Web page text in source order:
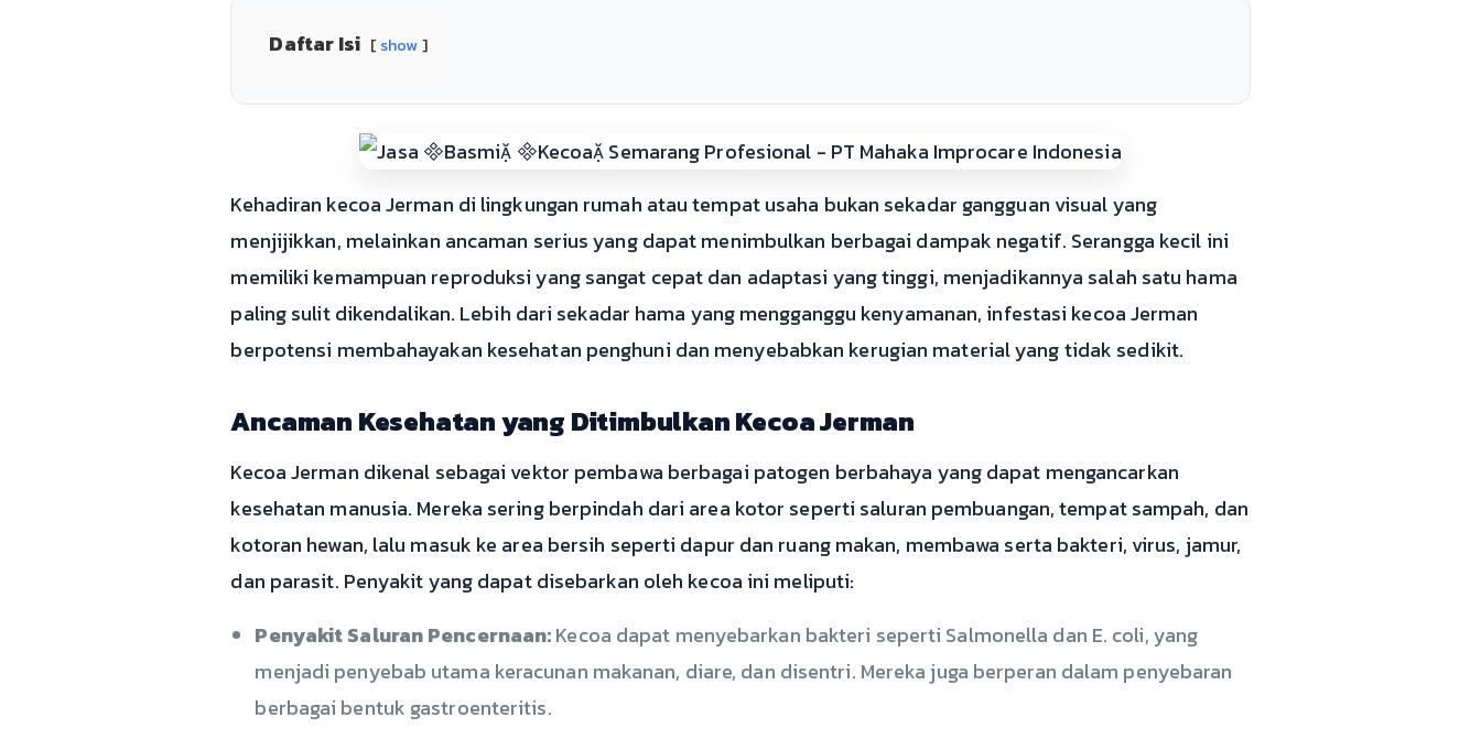
Daftar Isi show
Kehadiran kecoa Jerman di lingkungan rumah atau tempat usaha bukan sekadar gangguan visual yang
menjijikkan, melainkan ancaman serius yang dapat menimbulkan berbagai dampak negatif. Serangga kecil ini
memiliki kemampuan reproduksi yang sangat cepat dan adaptasi yang tinggi, menjadikannya salah satu hama
paling sulit dikendalikan. Lebih dari sekadar hama yang mengganggu kenyamanan, infestasi kecoa Jerman
berpotensi membahayakan kesehatan penghuni dan menyebabkan kerugian material yang tidak sedikit.
Ancaman Kesehatan yang Ditimbulkan Kecoa Jerman
Kecoa Jerman dikenal sebagai vektor pembawa berbagai patogen berbahaya yang dapat mengancarkan
kesehatan manusia. Mereka sering berpindah dari area kotor seperti saluran pembuangan, tempat sampah, dan
kotoran hewan, lalu masuk ke area bersih seperti dapur dan ruang makan, membawa serta bakteri, virus, jamur,
dan parasit. Penyakit yang dapat disebarkan oleh kecoa ini meliputi:
Penyakit Saluran Pencernaan:Kecoa dapat menyebarkan bakteri seperti Salmonella dan E. coli, yang
menjadi penyebab utama keracunan makanan, diare, dan disentri. Mereka juga berperan dalam penyebaran
berbagai bentuk gastroenteritis.